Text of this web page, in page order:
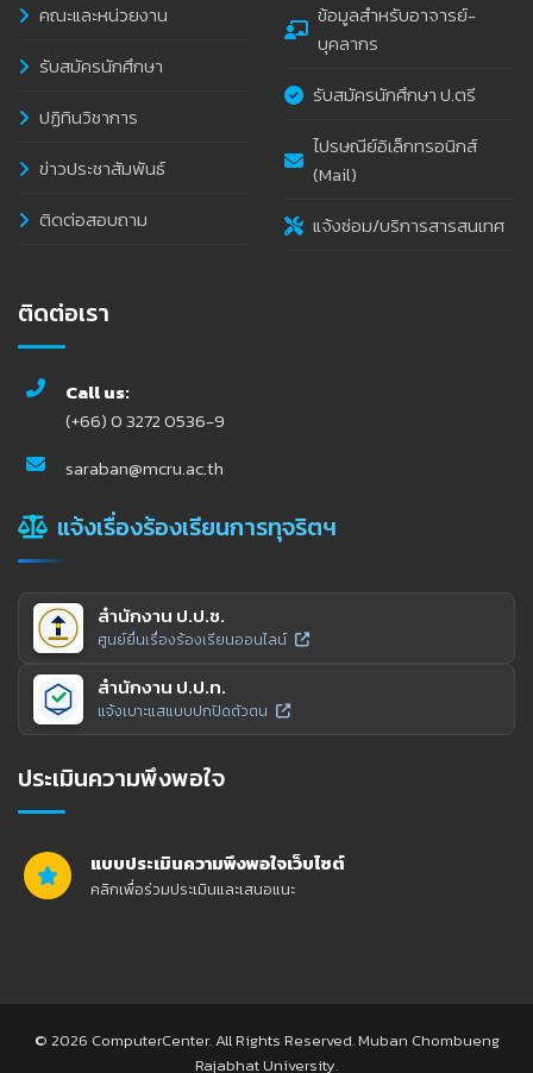
คณะและหน่วยงาน
รับสมัครนักศึกษา
ปฏิทินวิชาการ
ข่าวประชาสัมพันธ์
ติดต่อสอบถาม
ข้อมูลสำหรับอาจารย์-
บุคลากร
รับสมัครนักศึกษา ป.ตรี
ไปรษณีย์อิเล็กทรอนิกส์
(Mail)
แจ้งซ่อม/บริการสารสนเทศ
ติดต่อเรา
Call us:
(+66) 0 3272 0536-9
saraban@mcru.ac.th
แจ้งเรื่องร้องเรียนการทุจริตฯ
สำนักงาน ป.ป.ช.
ศูนย์ยื่นเรื่องร้องเรียนออนไลน์
สำนักงาน ป.ป.ท.
แจ้งเบาะแสแบบปกปิดตัวตน
ประเมินความพึงพอใจ
แบบประเมินความพึงพอใจเว็บไซต์
คลิกเพื่อร่วมประเมินและเสนอแนะ
© 2026 ComputerCenter. All Rights Reserved. Muban Chombueng
Rajabhat University.